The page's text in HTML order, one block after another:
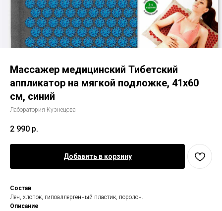
Массажер медицинский Тибетский
аппликатор на мягкой подложке, 41x60
см, синий
Лаборатория Кузнецова
2 990 р.
Добавить в корзину
Состав
Лен, хлопок, гипоаллергенный пластик, поролон.
Описание